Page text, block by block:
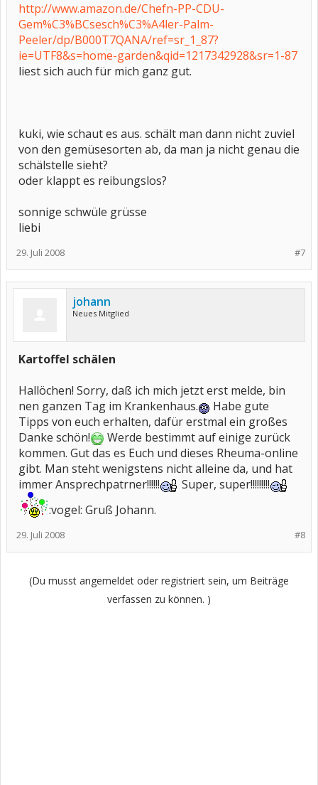
http://www.amazon.de/Chefn-PP-CDU-
Gem%C3%BCsesch%C3%A4ler-Palm-
Peeler/dp/B000T7QANA/ref=sr_1_87?
ie=UTF8&s=home-garden&qid=1217342928&sr=1-87
liest sich auch für mich ganz gut.
kuki, wie schaut es aus. schält man dann nicht zuviel
von den gemüsesorten ab, da man ja nicht genau die
schälstelle sieht?
oder klappt es reibungslos?
sonnige schwüle grüsse
liebi
#7
29. Juli 2008
johann
Neues Mitglied
Kartoffel schälen
Hallöchen! Sorry, daß ich mich jetzt erst melde, bin
nen ganzen Tag im Krankenhaus.
Habe gute
Tipps von euch erhalten, dafür erstmal ein großes
Danke schön!
Werde bestimmt auf einige zurück
kommen. Gut das es Euch und dieses Rheuma-online
gibt. Man steht wenigstens nicht alleine da, und hat
immer Ansprechpatrner!!!!!!
Super, super!!!!!!!!!
:vogel: Gruß Johann.
#8
29. Juli 2008
(Du musst angemeldet oder registriert sein, um Beiträge
verfassen zu können. )